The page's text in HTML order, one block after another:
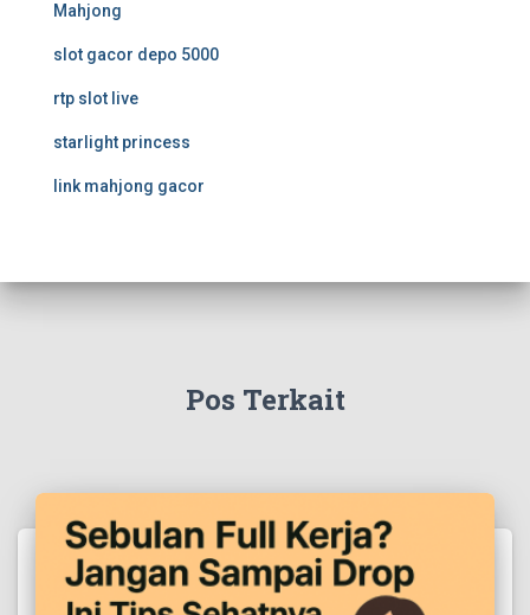
Mahjong
slot gacor depo 5000
rtp slot live
starlight princess
link mahjong gacor
Pos Terkait